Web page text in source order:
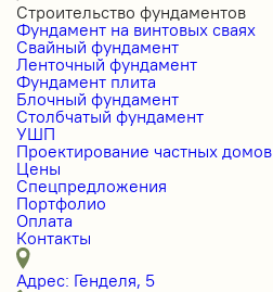
Строительство фундаментов
Фундамент на винтовых сваях
Свайный фундамент
Ленточный фундамент
Фундамент плита
Блочный фундамент
Столбчатый фундамент
УШП
Проектирование частных домов
Цены
Спецпредложения
Портфолио
Оплата
Контакты
Адрес: Генделя, 5